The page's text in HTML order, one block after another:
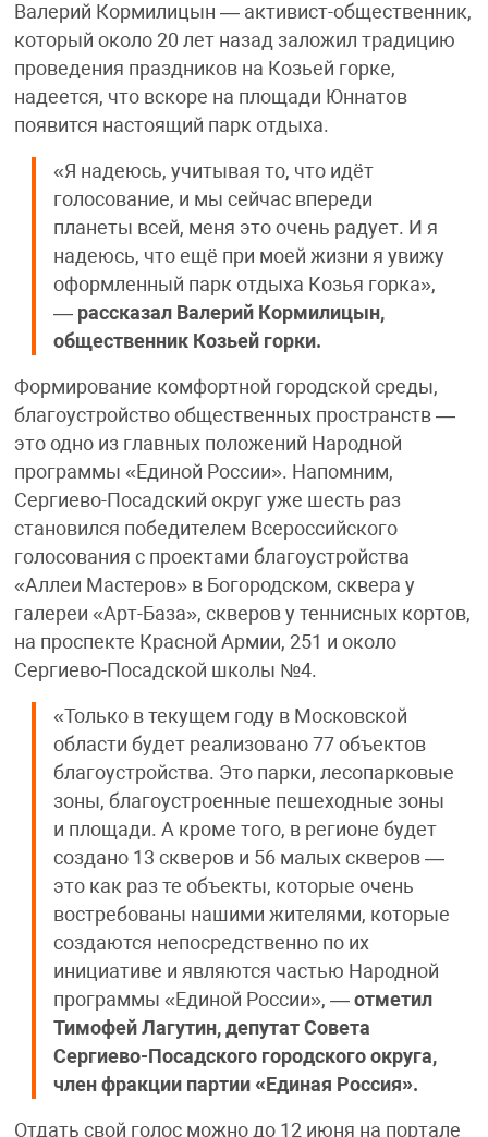
Валерий Кормилицын — активист-общественник,
который около 20 лет назад заложил традицию
проведения праздников на Козьей горке,
надеется, что вскоре на площади Юннатов
появится настоящий парк отдыха.
«Я надеюсь, учитывая то, что идёт
голосование, и мы сейчас впереди
планеты всей, меня это очень радует. И я
надеюсь, что ещё при моей жизни я увижу
оформленный парк отдыха Козья горка»,
—рассказал Валерий Кормилицын,
общественник Козьей горки.
Формирование комфортной городской среды,
благоустройство общественных пространств —
это одно из главных положений Народной
программы «Единой России». Напомним,
Сергиево-Посадский округ уже шесть раз
становился победителем Всероссийского
голосования с проектами благоустройства
«Аллеи Мастеров» в Богородском, сквера у
галереи «Арт-База», скверов у теннисных кортов,
на проспекте Красной Армии, 251 и около
Сергиево-Посадской школы №4.
«Только в текущем году в Московской
области будет реализовано 77 объектов
благоустройства. Это парки, лесопарковые
зоны, благоустроенные пешеходные зоны
и площади. А кроме того, в регионе будет
создано 13 скверов и 56 малых скверов —
это как раз те объекты, которые очень
востребованы нашими жителями, которые
создаются непосредственно по их
инициативе и являются частью Народной
программы «Единой России», — отметил
Тимофей Лагутин, депутат Совета
Сергиево-Посадского городского округа,
член фракции партии «Единая Россия».
Отдать свой голос можно до 12 июня на портале